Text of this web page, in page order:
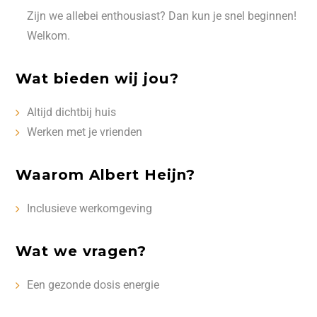
Zijn we allebei enthousiast? Dan kun je snel beginnen!
Welkom.
Wat bieden wij jou?
Altijd dichtbij huis
Werken met je vrienden
Waarom Albert Heijn?
Inclusieve werkomgeving
Wat we vragen?
Een gezonde dosis energie